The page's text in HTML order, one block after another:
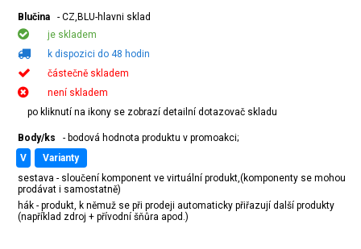
Blučina
- CZ,BLU-hlavni sklad
je skladem
k dispozici do 48 hodin
částečně skladem
není skladem
po kliknutí na ikony se zobrazí detailní dotazovač skladu
Body/ks
- bodová hodnota produktu v promoakci;
v
varianty
sestava - sloučení komponent ve virtuální produkt,(komponenty se mohou
prodávat i samostatně)
hák - produkt, k němuž se při prodeji automaticky přiřazují další produkty
(například zdroj + přívodní šňůra apod.)